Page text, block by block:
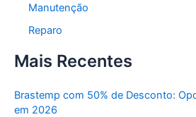
Manutenção
Reparo
Mais Recentes
Brastemp com 50% de Desconto:
em 2026